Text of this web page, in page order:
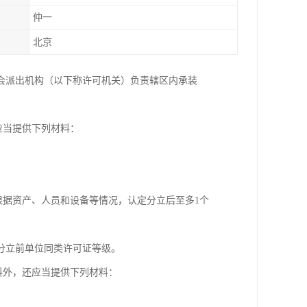
仲一
北京
出机构（以下称许可机关）负责辖区内承装
提供下列材料：
资产、人员和设备等情况，认定分立后至多1个
前单位同类许可证等级。
，还应当提供下列材料：